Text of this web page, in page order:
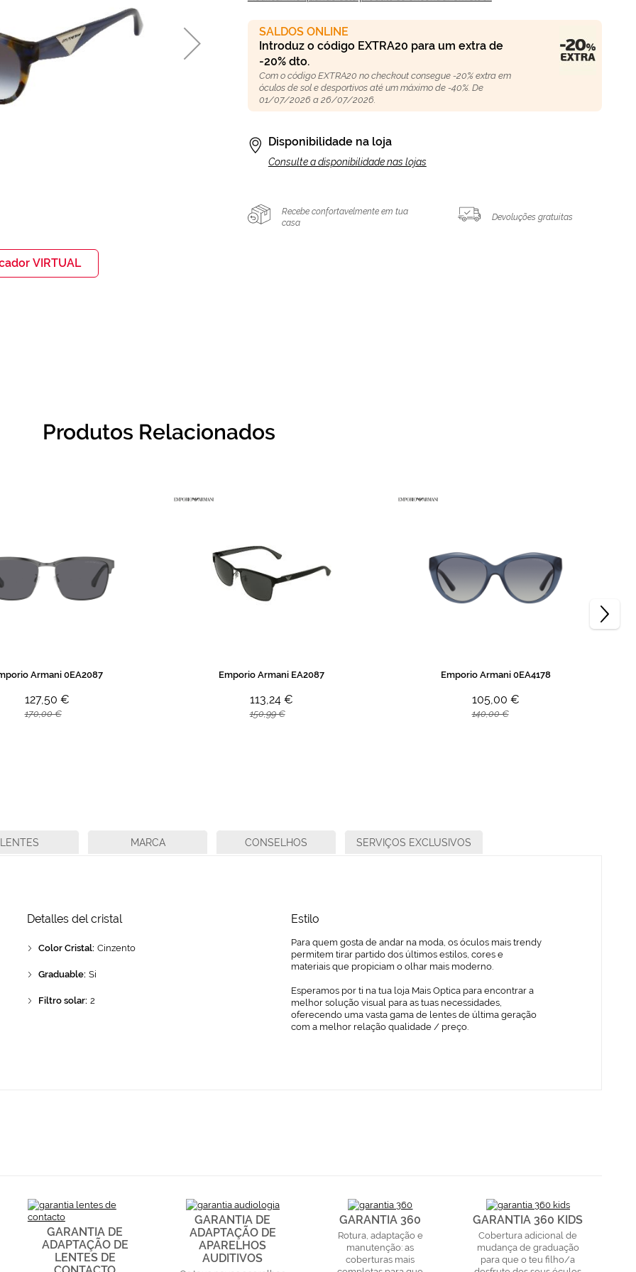
VIRTUAL
SALDOS ONLINE
Introduz o código EXTRA20 para um extra de
-20% dto.
Com o código EXTRA20 no checkout consegue -20% extra em
óculos de sol e desportivos até um máximo de -40%. De
01/07/2026 a 26/07/2026.
Disponibilidade na loja
Consulte a disponibilidade nas lojas
Recebe confortavelmente em tua
casa
Devoluções gratuitas
Produtos Relacionados
Armani 0EA2087
127,50 €
170,00 €
Emporio Armani EA2087
113,24 €
150,99 €
Emporio Armani 0EA4178
105,00 €
140,00 €
Detalles del cristal
Color Cristal: Cinzento
Graduable: Si
Filtro solar: 2
Estilo
Para quem gosta de andar na moda, os óculos mais trendy
permitem tirar partido dos últimos estilos, cores e
materiais que propiciam o olhar mais moderno.
Esperamos por ti na tua loja Mais Optica para encontrar a
melhor solução visual para as tuas necessidades,
oferecendo uma vasta gama de lentes de última geração
com a melhor relação qualidade / preço.
LENTES MARCA CONSELHOS SERVIÇOS EXCLUSIVOS
GARANTIA DE
ADAPTAÇÃO DE
LENTES DE
GARANTIA DE
ADAPTAÇÃO DE
APARELHOS
AUDITIVOS
GARANTIA 360
Rotura, adaptação e
manutenção: as
coberturas mais
GARANTIA 360 KIDS
Cobertura adicional de
mudança de graduação
para que o teu filho/a